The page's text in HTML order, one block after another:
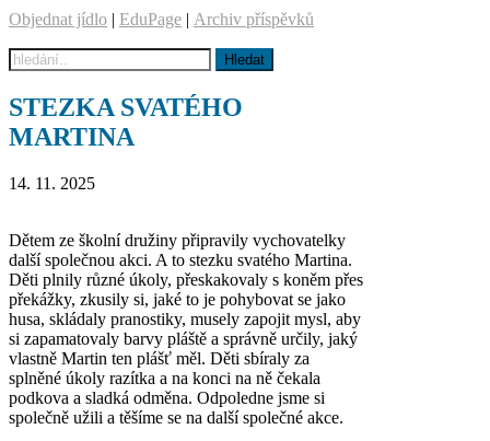
Objednat jídlo | EduPage | Archiv příspěvků
STEZKA SVATÉHO
MARTINA
14. 11. 2025
Dětem ze školní družiny připravily vychovatelky
další společnou akci. A to stezku svatého Martina.
Děti plnily různé úkoly, přeskakovaly s koněm přes
překážky, zkusily si, jaké to je pohybovat se jako
husa, skládaly pranostiky, musely zapojit mysl, aby
si zapamatovaly barvy pláště a správně určily, jaký
vlastně Martin ten plášť měl. Děti sbíraly za
splněné úkoly razítka a na konci na ně čekala
podkova a sladká odměna. Odpoledne jsme si
společně užili a těšíme se na další společné akce.